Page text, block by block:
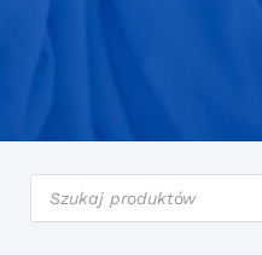
Wyszukiwarka
produktów